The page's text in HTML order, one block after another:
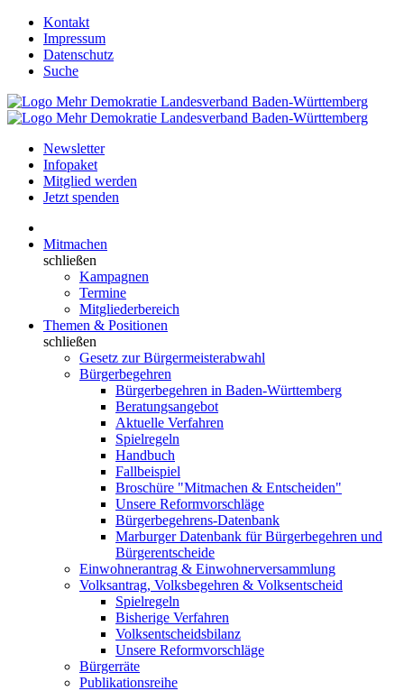
Kontakt
Impressum
Datenschutz
Suche
Newsletter
Infopaket
Mitglied werden
Jetzt spenden
Mitmachen
schließen
Kampagnen
Termine
Mitgliederbereich
Themen & Positionen
schließen
Gesetz zur Bürgermeisterabwahl
Bürgerbegehren
Bürgerbegehren in Baden-Württemberg
Beratungsangebot
Aktuelle Verfahren
Spielregeln
Handbuch
Fallbeispiel
Broschüre "Mitmachen & Entscheiden"
Unsere Reformvorschläge
Bürgerbegehrens-Datenbank
Marburger Datenbank für Bürgerbegehren und
Bürgerentscheide
Einwohnerantrag & Einwohnerversammlung
Volksantrag, Volksbegehren & Volksentscheid
Spielregeln
Bisherige Verfahren
Volksentscheidsbilanz
Unsere Reformvorschläge
Bürgerräte
Publikationsreihe